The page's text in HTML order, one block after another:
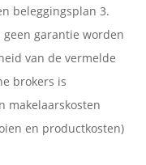
beleggingsplan 3.
geen garantie worden
van de vermelde
brokers is
makelaarskosten
en productkosten)